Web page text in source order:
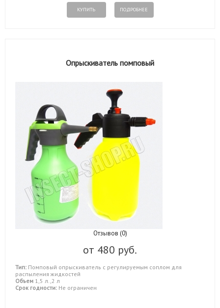
КУПИТЬ ПОДРОБНЕЕ
Опрыскиватель помповый
Отзывов (0)
от 480 руб.
Тип: Помповый опрыскиватель с регулируемым соплом для
распыления жидкостей
Объем 1,5 л.,2 л
Срок годности: Не ограничен